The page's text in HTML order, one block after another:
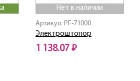
Нет в наличии
Артикул: PF-71000
Электроштопор
1 138.07 ₽